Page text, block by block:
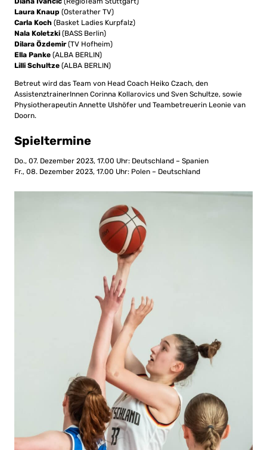
Laura Knaup (Osterather TV)
Carla Koch (Basket Ladies Kurpfalz)
Nala Koletzki (BASS Berlin)
Dilara Özdemir(TV Hofheim)
Ella Panke (ALBA BERLIN)
Lilli Schultze (ALBA BERLIN)
Betreut wird das Team von Head Coach Heiko Czach, den
AssistenztrainerInnen Corinna Kollarovics und Sven Schultze, sowie
Physiotherapeutin Annette Ulshöfer und Teambetreuerin Leonie van
Doorn.
Spieltermine
Do., 07. Dezember 2023, 17.00 Uhr: Deutschland – Spanien
Fr., 08. Dezember 2023, 17.00 Uhr: Polen – Deutschland